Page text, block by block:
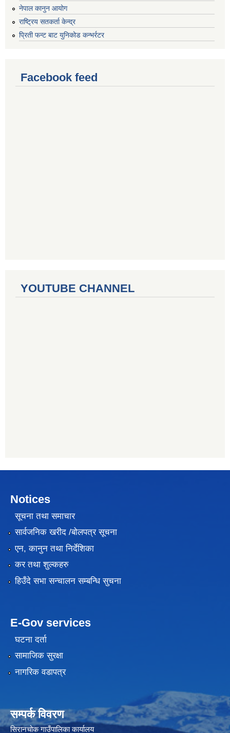
नेपाल कानुन आयोग
राष्ट्रिय सतकर्ता केन्द्र
प्रिती फन्ट बाट युनिकोड कन्भर्रटर
Facebook feed
YOUTUBE CHANNEL
Notices
सूचना तथा समाचार
सार्वजनिक खरीद /बोलपत्र सूचना
एन, कानुन तथा निर्देशिका
कर तथा शुल्कहरु
हिउँदे सभा सन्चालन सम्बन्धि सुचना
E-Gov services
घटना दर्ता
सामाजिक सुरक्षा
नागरिक वडापत्र
सम्पर्क विवरण
सिरानचोक गाउँपालिका कार्यालय